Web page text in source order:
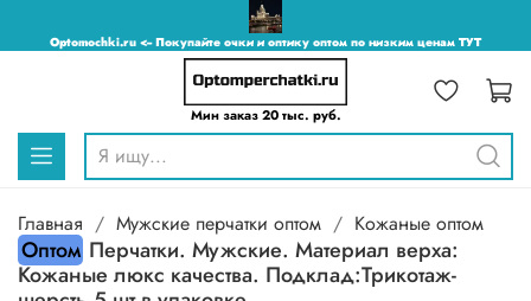
Optomochki.ru <-- Покупайте очки и оптику оптом по низким ценам ТУТ
Мин заказ 20 тыс. руб.
Главная Мужские перчатки оптом Кожаные оптом
Оптом Перчатки. Мужские. Материал верха:
Кожаные люкс качества. Подклад:Трикотаж-